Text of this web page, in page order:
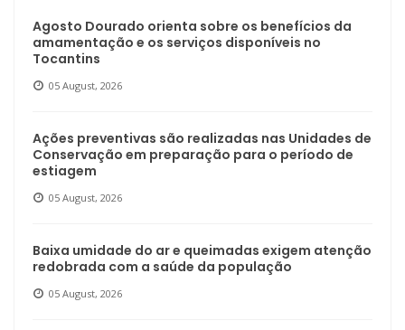
Agosto Dourado orienta sobre os benefícios da
amamentação e os serviços disponíveis no
Tocantins
05 August, 2026
Ações preventivas são realizadas nas Unidades de
Conservação em preparação para o período de
estiagem
05 August, 2026
Baixa umidade do ar e queimadas exigem atenção
redobrada com a saúde da população
05 August, 2026